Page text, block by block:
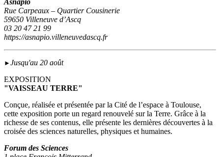
Asnapio
Rue Carpeaux – Quartier Cousinerie
59650 Villeneuve d’Ascq
03 20 47 21 99
https://asnapio.villeneuvedascq.fr
► Jusqu'au 20 août
EXPOSITION
"VAISSEAU TERRE"
Conçue, réalisée et présentée par la Cité de l’espace à Toulouse,
cette exposition porte un regard renouvelé sur la Terre. Grâce à la
richesse de ses contenus, elle présente les dernières découvertes à la
croisée des sciences naturelles, physiques et humaines.
Forum des Sciences